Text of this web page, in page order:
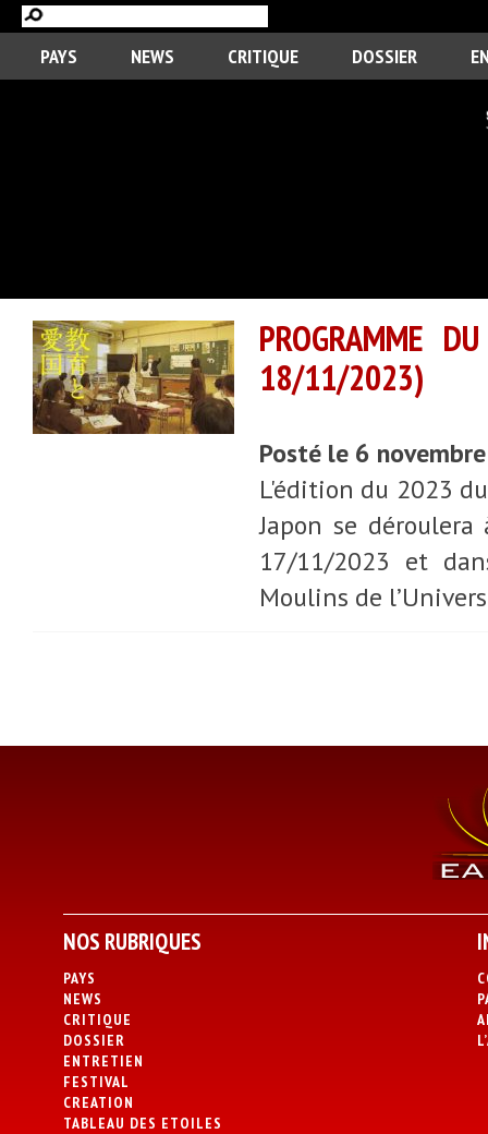
PAYS NEWS CRITIQUE DOSSIER
PROGRAMME
18/11/2023)
Posté le 6
L'édition du 2023
Japon se
17/11/2023 et
Moulins de
NOS RUBRIQUES
PAYS
NEWS
CRITIQUE
DOSSIER
ENTRETIEN
FESTIVAL
CREATION
TABLEAU DES ETOILES